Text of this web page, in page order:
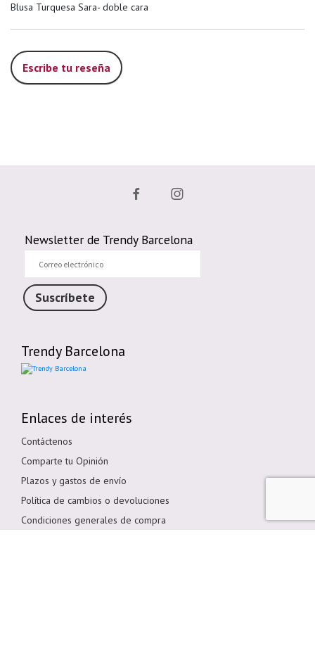
Blusa Turquesa Sara- doble cara
Escribe tu reseña
Newsletter de Trendy Barcelona
electrónico
Suscríbete
Trendy Barcelona
Enlaces de interés
Contáctenos
Comparte tu Opinión
Plazos y gastos de envío
Política de cambios o devoluciones
Condiciones generales de compra